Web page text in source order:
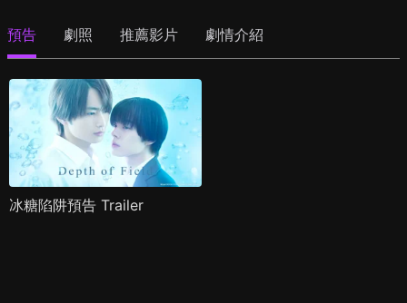
預告 劇照 推薦影片 劇情介紹
冰糖陷阱預告 Trailer